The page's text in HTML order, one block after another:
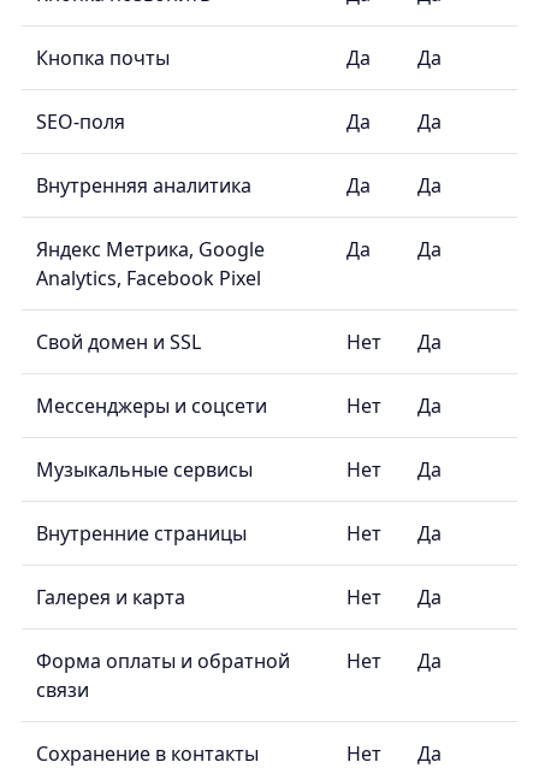
Кнопка почты Да Да
SEO-поля Да Да
Внутренняя аналитика Да Да
Яндекс Метрика, Google
Analytics, Facebook Pixel
Да Да
Свой домен и SSL Нет Да
Мессенджеры и соцсети Нет Да
Музыкальные сервисы Нет Да
Внутренние страницы Нет Да
Галерея и карта Нет Да
Форма оплаты и обратной
связи
Нет Да
Сохранение в контакты Нет Да